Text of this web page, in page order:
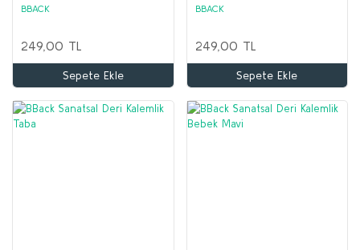
BBACK
249,00 TL
Sepete Ekle
BBACK
249,00 TL
Sepete Ekle